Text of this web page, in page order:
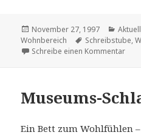
Veröffentlicht
am
November 27, 1997 Aktuell
Wohnbereich
Schlagwörter
Schreibstube,
Schreibe einen Kommentarzu
Museums-
Ein Bett zum Wohlfühlen